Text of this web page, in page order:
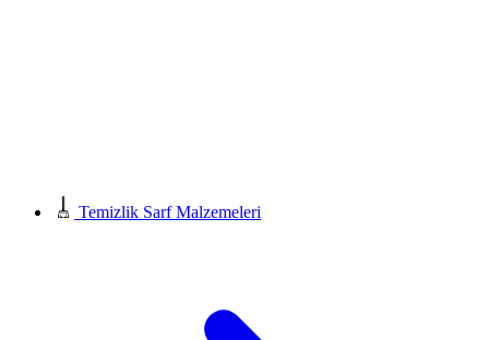
Temizlik Sarf Malzemeleri